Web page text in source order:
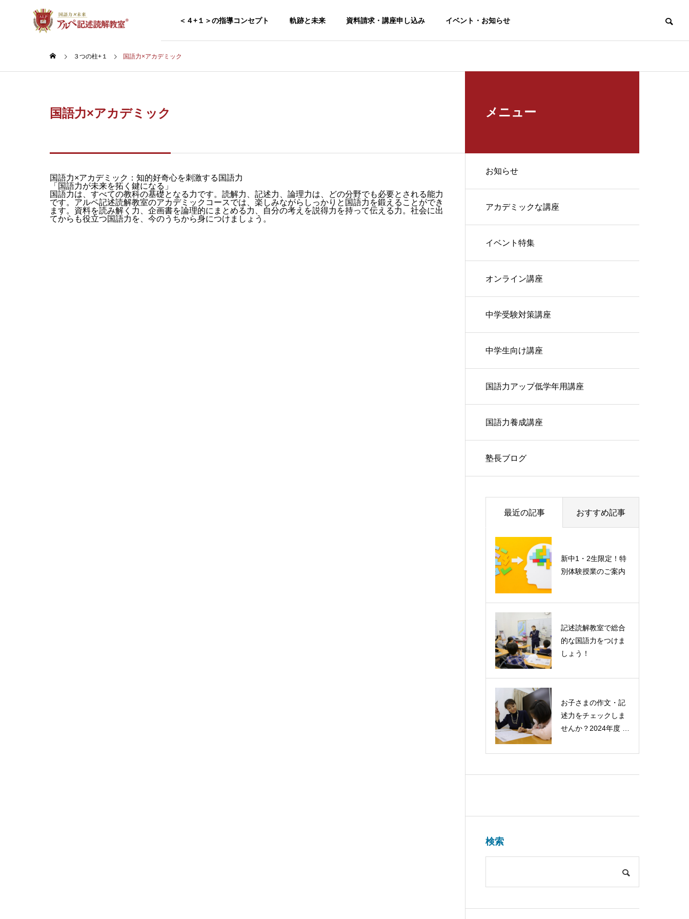
＜４+１＞の指導コンセプト 軌跡と未来 資料請求・講座申し込み イベント・お知らせ
国語力×受験
受験国語の攻略
ック
知的好奇心を刺激する
発表会・コンテス
ポート
最高レベルの国語力で
テスト一覧
アルペ記述読解教室のヒストリー
優秀作品ギャラリー
生徒の優秀作品
現在の生徒や卒業生からの推薦コメン
ト
コンテストやコンクールでの受賞事例
３つの柱+１ 国語力×アカデミック
国語力×アカデミック
国語力×アカデミック：知的好奇心を刺激する国語力
「国語力が未来を拓く鍵になる」
国語力は、すべての教科の基礎となる力です。読解力、記述力、論理力は、どの分野でも必要とされる能力
です。アルペ記述読解教室のアカデミックコースでは、楽しみながらしっかりと国語力を鍛えることができ
ます。資料を読み解く力、企画書を論理的にまとめる力、自分の考えを説得力を持って伝える力。社会に出
てからも役立つ国語力を、今のうちから身につけましょう。
メニュー
お知らせ
アカデミックな講座
イベント特集
オンライン講座
中学受験対策講座
中学生向け講座
国語力アップ低学年用講座
国語力養成講座
塾長ブログ
最近の記事 おすすめ記事
新中1・2生限定！特
別体験授業のご案内
記述読解教室で総合
的な国語力をつけま
しょう！
お子さまの作文・記
述力をチェックしま
せんか？2024年度 第
開催します！
検索